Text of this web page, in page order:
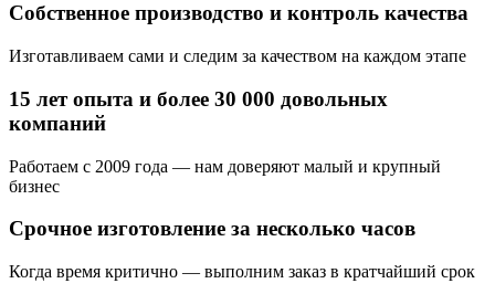
Собственное производство и контроль качества
Изготавливаем сами и следим за качеством на каждом этапе
15 лет опыта и более 30 000 довольных
компаний
Работаем с 2009 года — нам доверяют малый и крупный
бизнес
Срочное изготовление за несколько часов
Когда время критично — выполним заказ в кратчайший срок